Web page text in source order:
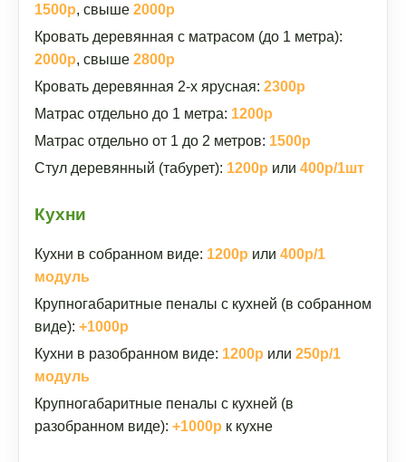
1500р, свыше 2000р
Кровать деревянная с матрасом (до 1 метра):
2000р, свыше 2800р
Кровать деревянная 2-х ярусная: 2300р
Матрас отдельно до 1 метра: 1200р
Матрас отдельно от 1 до 2 метров: 1500р
Стул деревянный (табурет): 1200р или 400р/1шт
Кухни
Кухни в собранном виде: 1200р или 400р/1
модуль
Крупногабаритные пеналы с кухней (в собранном
виде): +1000р
Кухни в разобранном виде: 1200р или 250р/1
модуль
Крупногабаритные пеналы с кухней (в
разобранном виде): +1000р к кухне